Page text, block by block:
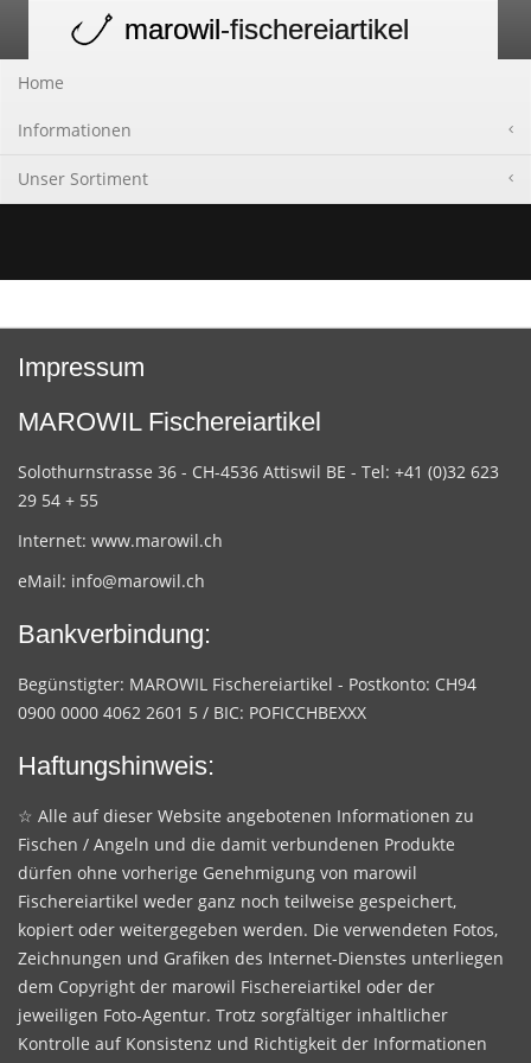
navigation
marowil-fischereiartikel
Home
Informationen
Unser Sortiment
Impressum
MAROWIL Fischereiartikel
Solothurnstrasse 36 - CH-4536 Attiswil BE - Tel: +41 (0)32 623
29 54 + 55
Internet: www.marowil.ch
eMail: info@marowil.ch
Bankverbindung:
Begünstigter: MAROWIL Fischereiartikel - Postkonto: CH94
0900 0000 4062 2601 5 / BIC: POFICCHBEXXX
Haftungshinweis:
☆ Alle auf dieser Website angebotenen Informationen zu
Fischen / Angeln und die damit verbundenen Produkte
dürfen ohne vorherige Genehmigung von marowil
Fischereiartikel weder ganz noch teilweise gespeichert,
kopiert oder weitergegeben werden. Die verwendeten Fotos,
Zeichnungen und Grafiken des Internet-Dienstes unterliegen
dem Copyright der marowil Fischereiartikel oder der
jeweiligen Foto-Agentur. Trotz sorgfältiger inhaltlicher
Kontrolle auf Konsistenz und Richtigkeit der Informationen